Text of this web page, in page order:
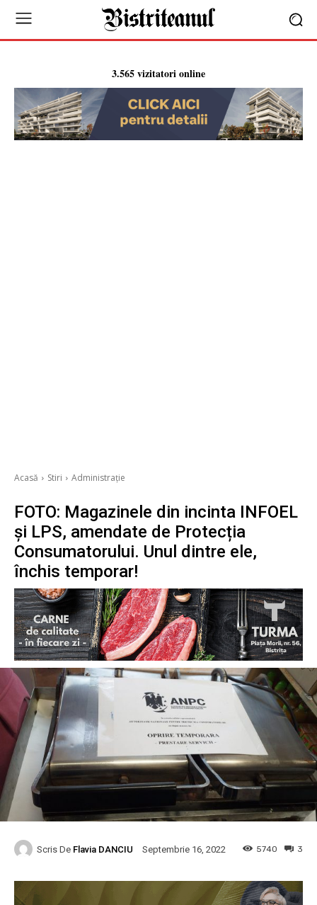
3.565 vizitatori online
Acasă Stiri Administrație
FOTO: Magazinele din incinta INFOEL
și LPS, amendate de Protecția
Consumatorului. Unul dintre ele,
închis temporar!
Scris De Flavia DANCIU Septembrie 16, 2022 3
5740